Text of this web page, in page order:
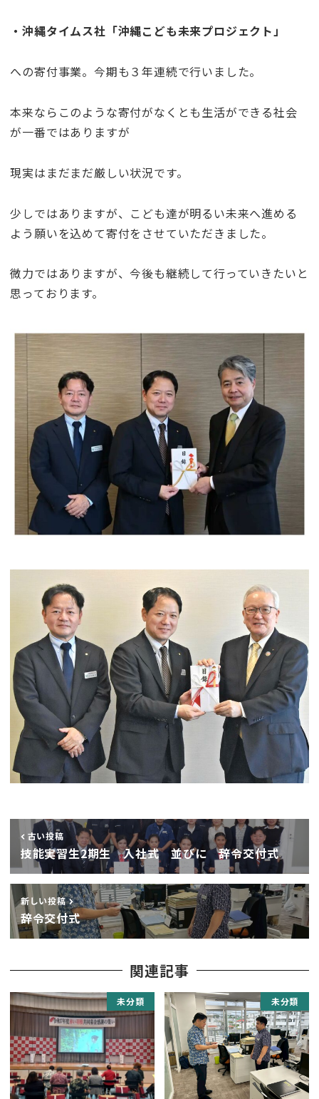
・沖縄タイムス社「沖縄こども未来プロジェクト」
への寄付事業。今期も３年連続で行いました。
本来ならこのような寄付がなくとも生活ができる社会
が一番ではありますが
現実はまだまだ厳しい状況です。
少しではありますが、こども達が明るい未来へ進める
よう願いを込めて寄付をさせていただきました。
微力ではありますが、今後も継続して行っていきたいと
思っております。
古い投稿
技能実習生2期生 入社式 並びに 辞令交付式
新しい投稿
辞令交付式
関連記事
未分類 未分類